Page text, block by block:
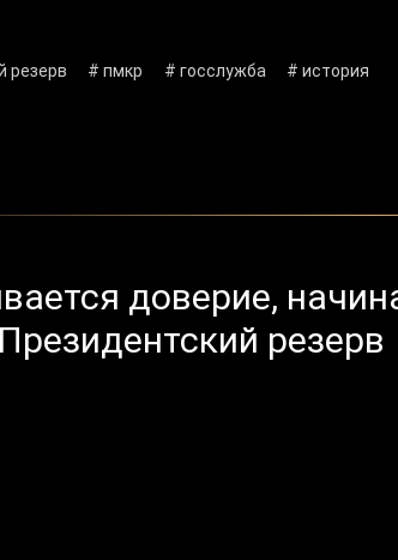
резерв # пмкр # госслужба # история
доверие,
резерв